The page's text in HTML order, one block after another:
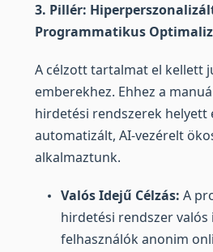
3. Pillér:
Programmatikus
A célzott tartalmat el kellett
emberekhez. Ehhez a
hirdetési rendszerek helyett
automatizált, AI-vezérelt
alkalmaztunk.
Valós Idejű Célzás: A
hirdetési rendszer valós
felhasználók anonim